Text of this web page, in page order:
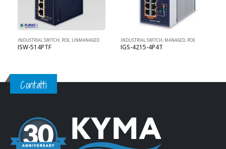
INDUSTRIAL SWITCH POE UNMANAGED
ISW-514PTF
INDUSTRIAL SWITCH MANAGED POE
IGS-4215-4P4T
Contatti